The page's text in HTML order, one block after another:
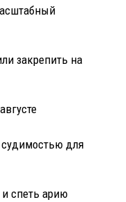
закрепить на
для
спеть арию